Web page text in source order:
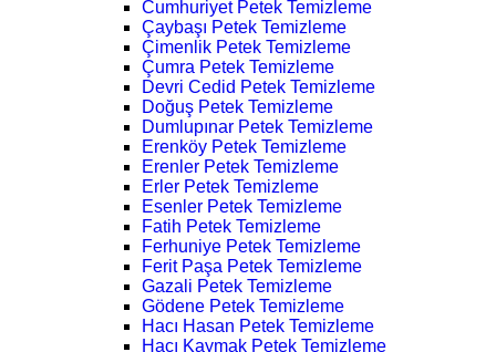
Cumhuriyet Petek Temizleme
Çaybaşı Petek Temizleme
Çimenlik Petek Temizleme
Çumra Petek Temizleme
Devri Cedid Petek Temizleme
Doğuş Petek Temizleme
Dumlupınar Petek Temizleme
Erenköy Petek Temizleme
Erenler Petek Temizleme
Erler Petek Temizleme
Esenler Petek Temizleme
Fatih Petek Temizleme
Ferhuniye Petek Temizleme
Ferit Paşa Petek Temizleme
Gazali Petek Temizleme
Gödene Petek Temizleme
Hacı Hasan Petek Temizleme
Hacı Kaymak Petek Temizleme